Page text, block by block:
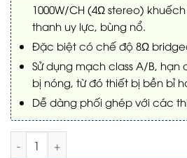
1000W/CH (4Ω stereo)
thanh uy lực, bùng nổ.
Đặc biệt có chế độ 8Ω
Sử dụng mạch class A/B,
bị nóng, từ đó thiết bị bền bỉ
Dễ dàng phối ghép với các
Power Ampli Crown KVS700 số lượng